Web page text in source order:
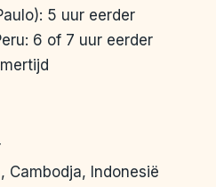
5 uur eerder
6 of 7 uur eerder
Cambodja, Indonesië